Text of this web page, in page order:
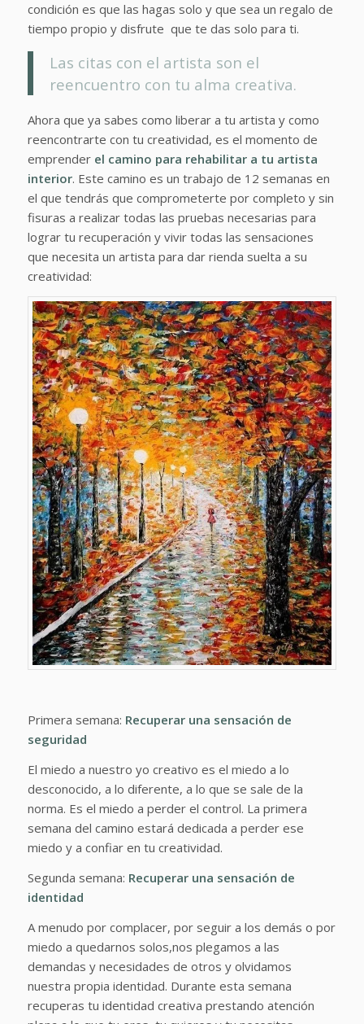
condición es que las hagas solo y que sea un regalo de
tiempo propio y disfrute que te das solo para ti.
Las citas con el artista son el
reencuentro con tu alma creativa.
Ahora que ya sabes como liberar a tu artista y como
reencontrarte con tu creatividad, es el momento de
emprender el camino para rehabilitar a tu artista
interior. Este camino es un trabajo de 12 semanas en
el que tendrás que comprometerte por completo y sin
fisuras a realizar todas las pruebas necesarias para
lograr tu recuperación y vivir todas las sensaciones
que necesita un artista para dar rienda suelta a su
creatividad:
Primera semana: Recuperar una sensación de
seguridad
El miedo a nuestro yo creativo es el miedo a lo
desconocido, a lo diferente, a lo que se sale de la
norma. Es el miedo a perder el control. La primera
semana del camino estará dedicada a perder ese
miedo y a confiar en tu creatividad.
Segunda semana: Recuperar una sensación de
identidad
A menudo por complacer, por seguir a los demás o por
miedo a quedarnos solos,nos plegamos a las
demandas y necesidades de otros y olvidamos
nuestra propia identidad. Durante esta semana
recuperas tu identidad creativa prestando atención